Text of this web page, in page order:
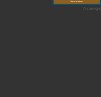
Anzeige
&